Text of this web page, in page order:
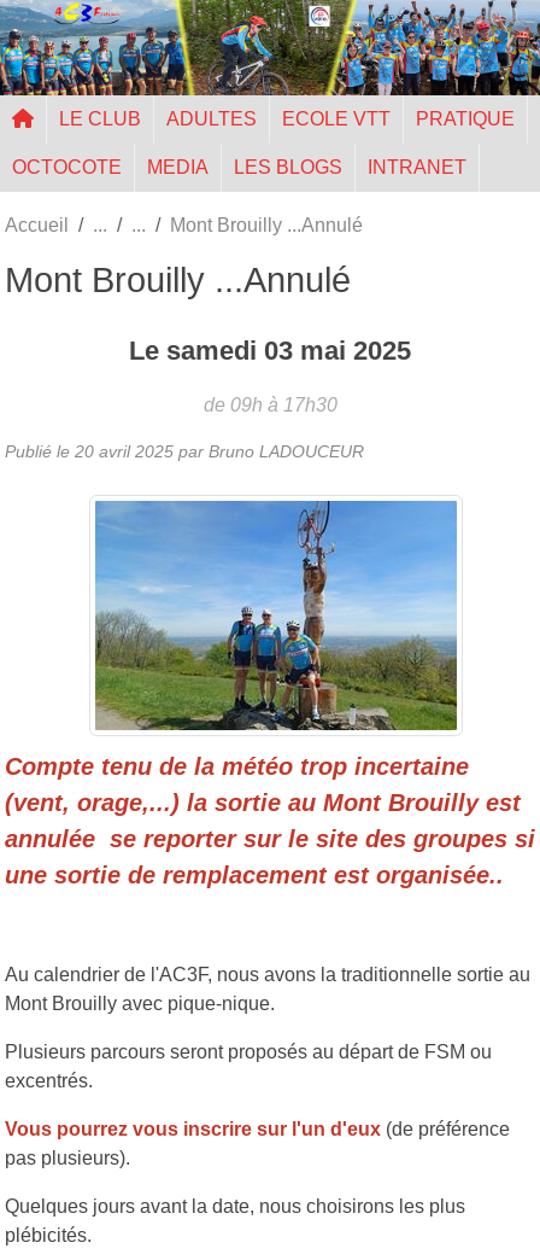
LE CLUB ADULTES ECOLE VTT PRATIQUE
OCTOCOTE MEDIA LES BLOGS INTRANET
Accueil Mont Brouilly ...Annulé
Mont Brouilly ...Annulé
Le samedi 03 mai 2025
de 09h à 17h30
Publié le 20 avril 2025 par Bruno LADOUCEUR
Compte tenu de la météo trop incertaine
(vent, orage,...) la sortie au Mont Brouilly est
annulée se reporter sur le site des groupes si
une sortie de remplacement est organisée..
Au calendrier de l'AC3F, nous avons la traditionnelle sortie au
Mont Brouilly avec pique-nique.
Plusieurs parcours seront proposés au départ de FSM ou
excentrés.
Vous pourrez vous inscrire sur l'un d'eux (de préférence
pas plusieurs).
Quelques jours avant la date, nous choisirons les plus
plébicités.
Panneau de gestion des cookies